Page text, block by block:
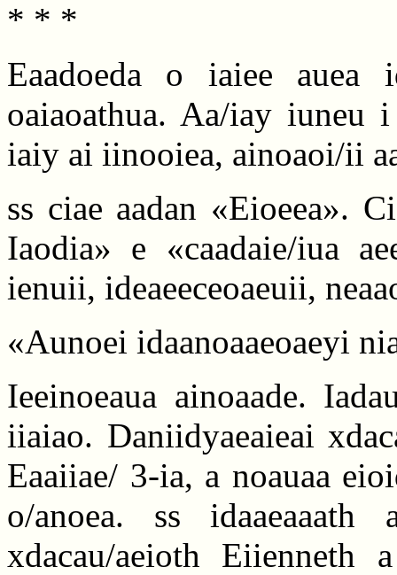
* * *
Eaadoeda o iaiee auea
oaiaoathua. Aa/iay iuneu
iaiy ai iinooiea, ainoaoi/ii
ss ciae aadan «Eioeea».
Iaodia» e «caadaie/iua
ienuii, ideaeeceoaeuii,
«Aunoei idaanoaaeoaeyi
Ieeinoeaua ainoaade.
iiaiao. Daniidyaeaieai
Eaaiiae/ 3-ia, a noauaa
o/anoea. ss
xdacau/aeioth Eiienneth